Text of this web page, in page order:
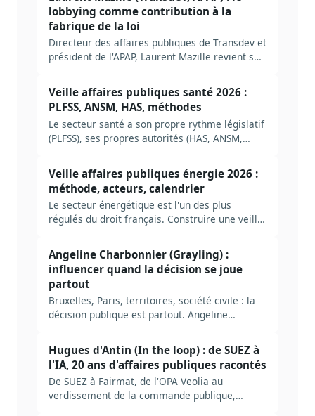
lobbying comme contribution à la
fabrique de la loi
Directeur des affaires publiques de Transdev et
président de l'APAP, Laurent Mazille revient sur
interrogé de l'administration centrale et ce que
l'IA change au métier.
Veille affaires publiques santé 2026 :
PLFSS, ANSM, HAS, méthodes
Le secteur santé a son propre rythme législatif
(PLFSS), ses propres autorités (HAS, ANSM,
pour construire une veille AP santé efficace en
2026, avec les acteurs à suivre, les sources
prioritaires et les erreurs à éviter.
Veille affaires publiques énergie 2026 :
méthode, acteurs, calendrier
Le secteur énergétique est l'un des plus
régulés du droit français. Construire une veille
signaux. Méthode complète, ancrée dans le
cycle PPE / loi de programmation énergie-
climat / ARENH.
Angeline Charbonnier (Grayling) :
influencer quand la décision se joue
partout
Bruxelles, Paris, territoires, société civile : la
décision publique est partout. Angeline
l'influence durable repose sur la méthode et la
robustesse des arguments, pas sur le réseau.
Hugues d'Antin (In the loop) : de SUEZ à
l'IA, 20 ans d'affaires publiques racontés
De SUEZ à Fairmat, de l'OPA Veolia au
verdissement de la commande publique,